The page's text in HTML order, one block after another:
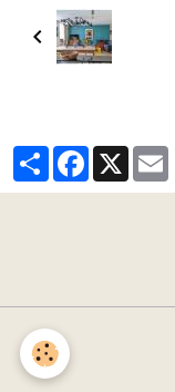
PartagerFacebook
X